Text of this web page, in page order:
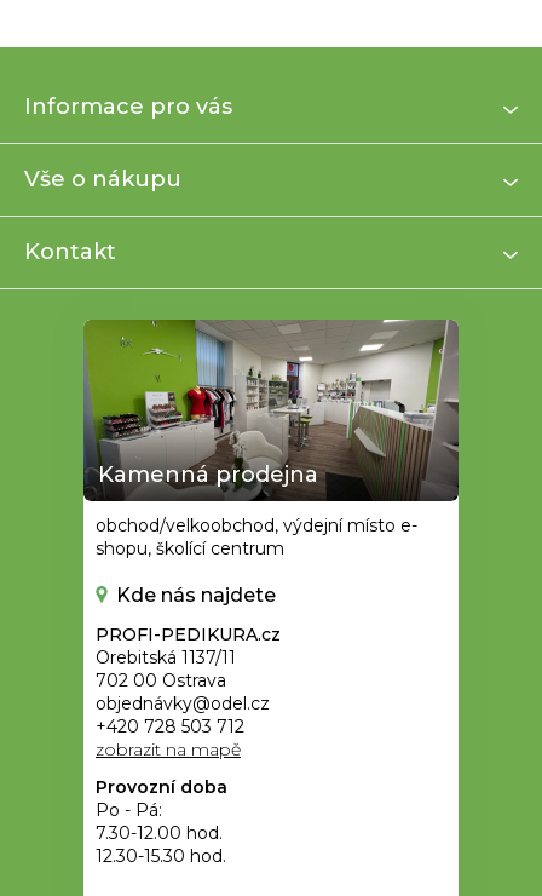
p
t
Informace pro vás
Vše o nákupu
Kontakt
Kamenná prodejna
obchod/velkoobchod, výdejní místo e-
shopu, školící centrum
Kde nás najdete
PROFI-PEDIKURA.cz
Orebitská 1137/11
702 00 Ostrava
objednávky@odel.cz
+420 728 503 712
zobrazit na mapě
Provozní doba
Po - Pá:
7.30-12.00 hod.
12.30-15.30 hod.